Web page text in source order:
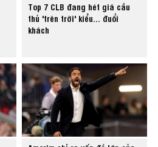
Top 7 CLB đang hét giá cầu
thủ 'trên trời' kiểu... đuổi
khách